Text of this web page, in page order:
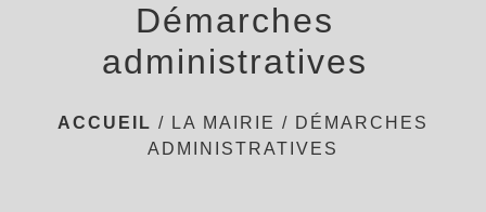
Démarches
administratives
ACCUEIL / LA MAIRIE / DÉMARCHES
ADMINISTRATIVES